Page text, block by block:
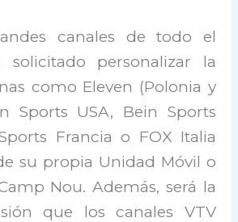
canales de todo el
personalizar la
como Eleven (Polonia y
Sports USA, Bein Sports
Francia o FOX Italia
su propia Unidad Móvil o
Nou. Además, será la
que los canales VTV